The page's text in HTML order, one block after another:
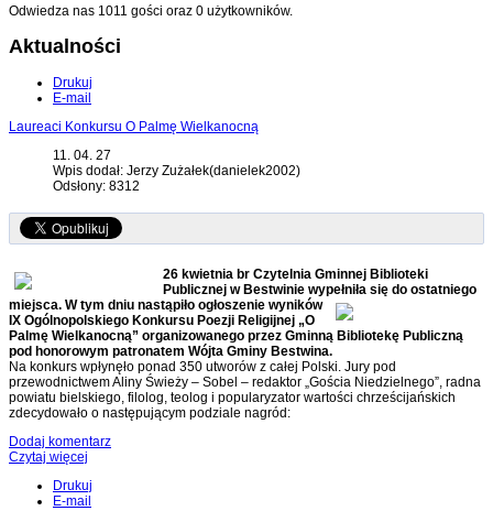
Odwiedza nas 1011 gości oraz 0 użytkowników.
Aktualności
Drukuj
E-mail
Laureaci Konkursu O Palmę Wielkanocną
11. 04. 27
Wpis dodał: Jerzy Zużałek(danielek2002)
Odsłony: 8312
26 kwietnia br Czytelnia Gminnej Biblioteki
Publicznej w Bestwinie wypełniła się do ostatniego
miejsca. W tym dniu nastąpiło ogłoszenie wyników
IX Ogólnopolskiego Konkursu Poezji Religijnej „O
Palmę Wielkanocną” organizowanego przez Gminną Bibliotekę Publiczną
pod honorowym patronatem Wójta Gminy Bestwina.
Na konkurs wpłynęło ponad 350 utworów z całej Polski. Jury pod
przewodnictwem Aliny Świeży – Sobel – redaktor „Gościa Niedzielnego”, radna
powiatu bielskiego, filolog, teolog i popularyzator wartości chrześcijańskich
zdecydowało o następującym podziale nagród:
Dodaj komentarz
Czytaj więcej
Drukuj
E-mail